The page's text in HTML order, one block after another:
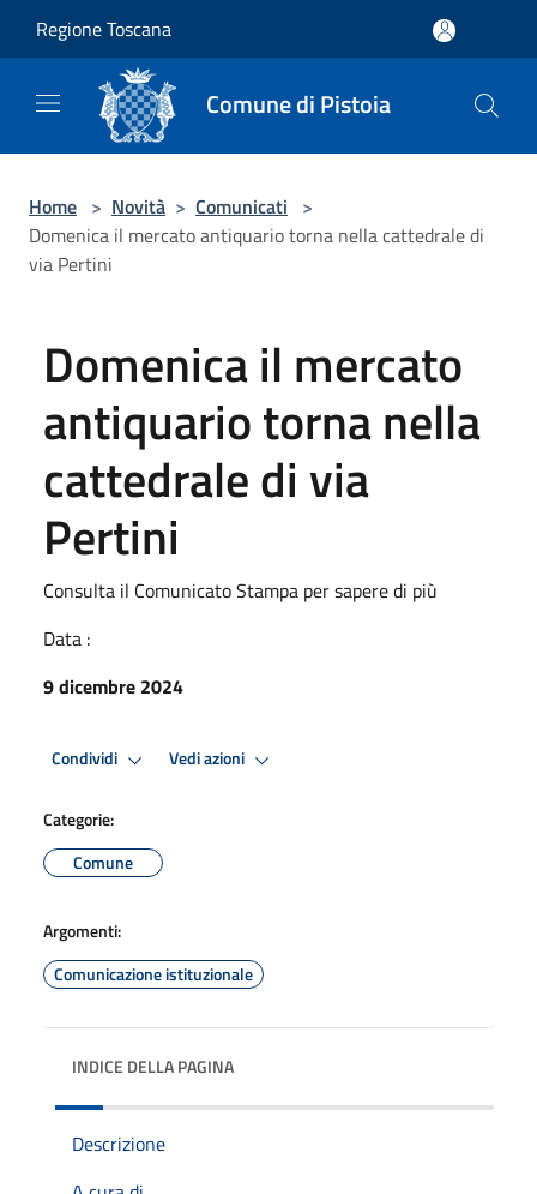
Regione Toscana
Comune di Pistoia
Home > Novità > Comunicati >
Domenica il mercato antiquario torna nella cattedrale di
via Pertini
Domenica il mercato
antiquario torna nella
cattedrale di via
Pertini
Consulta il Comunicato Stampa per sapere di più
Data :
9 dicembre 2024
Condividi Vedi azioni
Categorie:
Comune
Argomenti:
Comunicazione istituzionale
INDICE DELLA PAGINA
Descrizione